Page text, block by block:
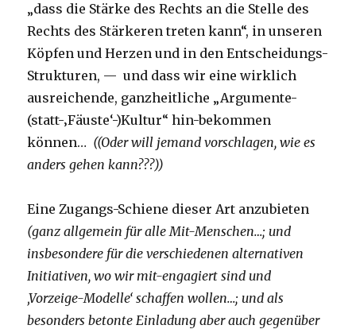
„dass die Stärke des Rechts an die Stelle des
Rechts des Stärkeren treten kann“, in unseren
Köpfen und Herzen und in den Entscheidungs-
Strukturen, — und dass wir eine wirklich
ausreichende, ganzheitliche „Argumente-
(statt-‚Fäuste‘-)Kultur“ hin-bekommen
können… ((Oder will jemand vorschlagen, wie es
anders gehen kann???))
Eine Zugangs-Schiene dieser Art anzubieten
(ganz allgemein für alle Mit-Menschen…; und
insbesondere für die verschiedenen alternativen
Initiativen, wo wir mit-engagiert sind und
‚Vorzeige-Modelle‘ schaffen wollen…; und als
besonders betonte Einladung aber auch gegenüber